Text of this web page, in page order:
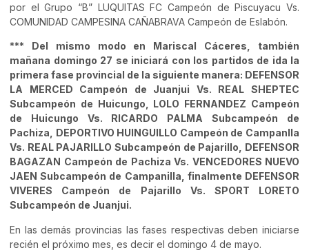
por el Grupo “B” LUQUITAS FC Campeón de Piscuyacu Vs.
COMUNIDAD CAMPESINA CAÑABRAVA Campeón de Eslabón.
*** Del mismo modo en Mariscal Cáceres, también
mañana domingo 27 se iniciará con los partidos de ida la
primera fase provincial de la siguiente manera: DEFENSOR
LA MERCED Campeón de Juanjui Vs. REAL SHEPTEC
Subcampeón de Huicungo, LOLO FERNANDEZ Campeón
de Huicungo Vs. RICARDO PALMA Subcampeón de
Pachiza, DEPORTIVO HUINGUILLO Campeón de Campanlla
Vs. REAL PAJARILLO Subcampeón de Pajarillo, DEFENSOR
BAGAZAN Campeón de Pachiza Vs. VENCEDORES NUEVO
JAEN Subcampeón de Campanilla, finalmente DEFENSOR
VIVERES Campeón de Pajarillo Vs. SPORT LORETO
Subcampeón de Juanjui.
En las demás provincias las fases respectivas deben iniciarse
recién el próximo mes, es decir el domingo 4 de mayo.